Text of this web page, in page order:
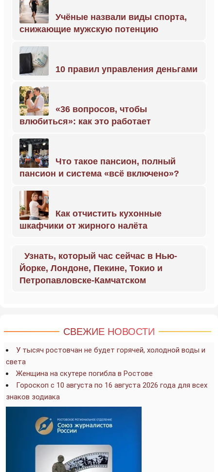
Учёные назвали виды спорта,
снижающие мужскую потенцию
10 правил управления деньгами
«36 вопросов, чтобы
влюбиться»: как это работает
Что такое пансион, полный
пансион и система «всё включено»?
Как отчистить кухонные
шкафчики от жирного налёта
Узнать, который час сейчас в Нью-
Йорке, Лондоне, Пекине, Токио и
Петропавловске-Камчатском
СВЕЖИЕ НОВОСТИ
У тысяч ростовчан не будет горячей, холодной воды и
света
Женщина на скутере погибла в Ростове
Гороскоп с 10 августа по 16 августа 2026 года для всех
знаков зодиака